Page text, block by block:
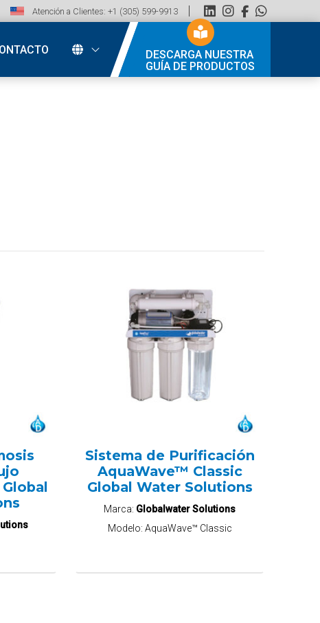
Atención a Clientes: +1 (305) 599-9913
DESCARGA NUESTRA
GUÍA DE PRODUCTOS
Sistema de Purificación
AquaWave™ Classic
Global Water Solutions
Marca: Globalwater Solutions
Modelo: AquaWave™ Classic